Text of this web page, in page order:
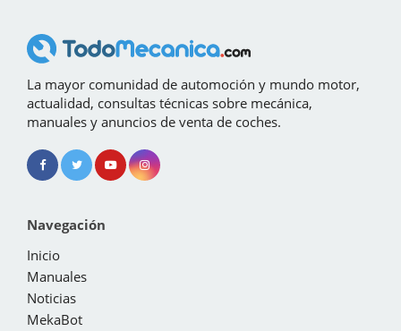
La mayor comunidad de automoción y mundo motor,
actualidad, consultas técnicas sobre mecánica,
manuales y anuncios de venta de coches.
Navegación
Inicio
Manuales
Noticias
MekaBot